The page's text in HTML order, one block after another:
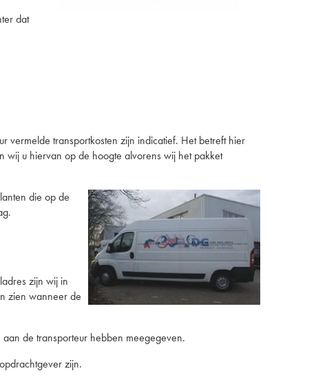
dat
vermelde transportkosten zijn indicatief. Het betreft hier
u hiervan op de hoogte alvorens wij het pakket
die op de
zijn wij in
zien wanneer de
de transporteur hebben meegegeven.
zijn.